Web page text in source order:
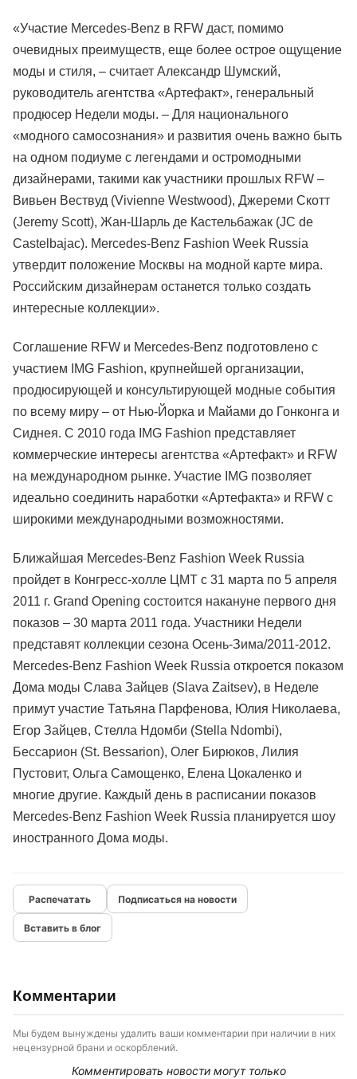
«Участие Mercedes-Benz в RFW даст, помимо
очевидных преимуществ, еще более острое ощущение
моды и стиля, – считает Александр Шумский,
руководитель агентства «Артефакт», генеральный
продюсер Недели моды. – Для национального
«модного самосознания» и развития очень важно быть
на одном подиуме с легендами и остромодными
дизайнерами, такими как участники прошлых RFW –
Вивьен Вествуд (Vivienne Westwood), Джереми Скотт
(Jeremy Scott), Жан-Шарль де Кастельбажак (JC de
Castelbajac). Mercedes-Benz Fashion Week Russia
утвердит положение Москвы на модной карте мира.
Российским дизайнерам останется только создать
интересные коллекции».
Соглашение RFW и Mercedes-Benz подготовлено с
участием IMG Fashion, крупнейшей организации,
продюсирующей и консультирующей модные события
по всему миру – от Нью-Йорка и Майами до Гонконга и
Сиднея. С 2010 года IMG Fashion представляет
коммерческие интересы агентства «Артефакт» и RFW
на международном рынке. Участие IMG позволяет
идеально соединить наработки «Артефакта» и RFW с
широкими международными возможностями.
Ближайшая Mercedes-Benz Fashion Week Russia
пройдет в Конгресс-холле ЦМТ с 31 марта по 5 апреля
2011 г. Grand Opening состоится накануне первого дня
показов – 30 марта 2011 года. Участники Недели
представят коллекции сезона Осень-Зима/2011-2012.
Mercedes-Benz Fashion Week Russia откроется показом
Дома моды Слава Зайцев (Slava Zaitsev), в Неделе
примут участие Татьяна Парфенова, Юлия Николаева,
Егор Зайцев, Стелла Ндомби (Stella Ndombi),
Бессарион (St. Bessarion), Олег Бирюков, Лилия
Пустовит, Ольга Самощенко, Елена Цокаленко и
многие другие. Каждый день в расписании показов
Mercedes-Benz Fashion Week Russia планируется шоу
иностранного Дома моды.
Подписаться на новости
Вставить в блог
Комментарии
Мы будем вынуждены удалить ваши комментарии при наличии в них
нецензурной брани и оскорблений.
Комментировать новости могут только